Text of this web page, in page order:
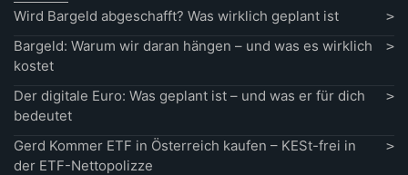
Wird Bargeld abgeschafft? Was wirklich geplant ist
Bargeld: Warum wir daran hängen – und was es wirklich
kostet
Der digitale Euro: Was geplant ist – und was er für dich
bedeutet
Gerd Kommer ETF in Österreich kaufen – KESt-frei in
der ETF-Nettopolizze